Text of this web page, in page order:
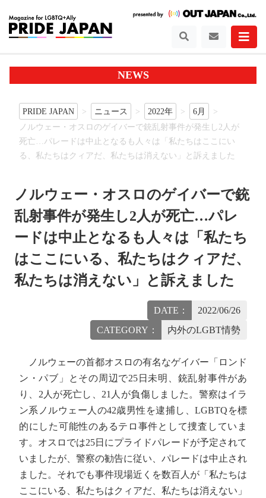
NEWS
PRIDE JAPAN ニュース 2022年
6月
ノルウェー・オスロのゲイバーで銃乱射事件が発生し2人が
死亡…パレードは中止となるも人々は「私たちはここにい
る、私たちはクィアだ、私たちは消えない」と訴えました
ノルウェー・オスロのゲイバーで銃
乱射事件が発生し2人が死亡…パレ
ードは中止となるも人々は「私たち
はここにいる、私たちはクィアだ、
私たちは消えない」と訴えました
DATE：
2022/06/26
CATEGORY：
内外のLGBT情勢
ノルウェーの首都オスロの有名なゲイバー「ロンド
ン・パブ」とその周辺で25日未明、銃乱射事件があ
り、2人が死亡し、21人が負傷しました。警察はイラ
ン系ノルウェー人の42歳男性を逮捕し、LGBTQを標
的にした可能性のあるテロ事件として捜査していま
す。オスロでは25日にプライドパレードが予定されて
いましたが、警察の勧告に従い、パレードは中止され
ました。それでも事件現場近くを数百人が「私たちは
ここにいる、私たちはクィアだ、私たちは消えない」